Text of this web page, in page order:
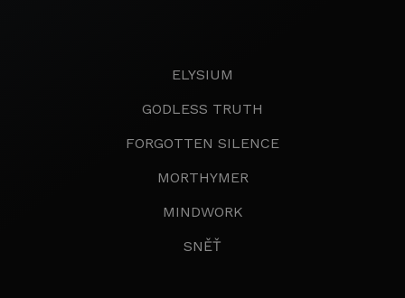
ELYSIUM
GODLESS TRUTH
FORGOTTEN SILENCE
MORTHYMER
MINDWORK
SNĚŤ